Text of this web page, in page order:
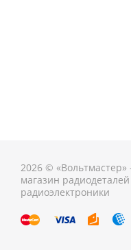
2026 © «Вольтмастер»
магазин
радиоэлектроники